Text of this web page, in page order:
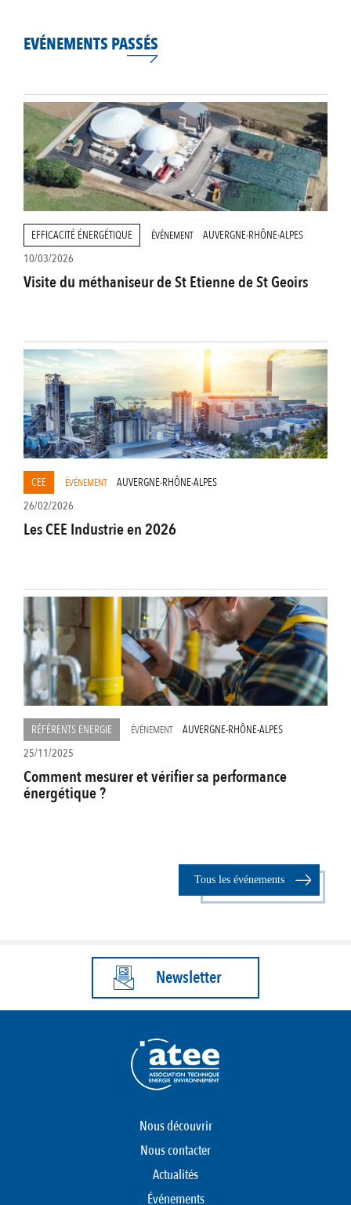
EVÉNEMENTS PASSÉS
EFFICACITÉ ÉNERGÉTIQUE ÉVÉNEMENT
AUVERGNE-RHÔNE-ALPES
10/03/2026
Visite du méthaniseur de St Etienne de St Geoirs
CEE ÉVÉNEMENT
AUVERGNE-RHÔNE-ALPES
26/02/2026
Les CEE Industrie en 2026
RÉFÉRENTS ENERGIE ÉVÉNEMENT
AUVERGNE-RHÔNE-ALPES
25/11/2025
Comment mesurer et vérifier sa performance
énergétique ?
Tous les événements
Newsletter
Nous découvrir
Nous contacter
Actualités
Événements